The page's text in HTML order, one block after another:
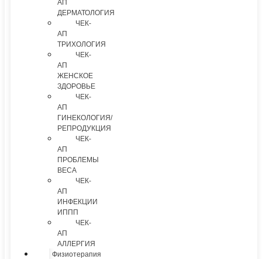
АП
ДЕРМАТОЛОГИЯ
ЧЕК-
АП
ТРИХОЛОГИЯ
ЧЕК-
АП
ЖЕНСКОЕ
ЗДОРОВЬЕ
ЧЕК-
АП
ГИНЕКОЛОГИЯ/
РЕПРОДУКЦИЯ
ЧЕК-
АП
ПРОБЛЕМЫ
ВЕСА
ЧЕК-
АП
ИНФЕКЦИИ
ИППП
ЧЕК-
АП
АЛЛЕРГИЯ
Физиотерапия